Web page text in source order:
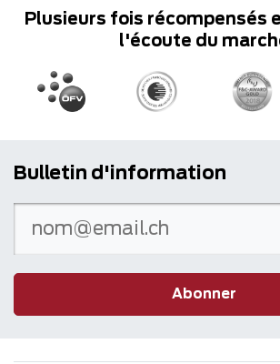
Plusieurs fois récompensés
l'écoute du
Bulletin d'information
Abonner